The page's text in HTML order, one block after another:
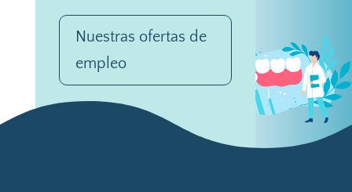
Nuestras ofertas de
empleo